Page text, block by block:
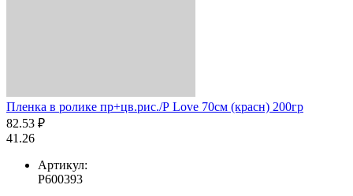
Пленка в ролике пр+цв.рис./Р Love 70см (красн) 200гр
82.53 ₽
41.26
Артикул:
Р600393